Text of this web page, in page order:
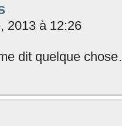
2013 à 12:26
dit quelque